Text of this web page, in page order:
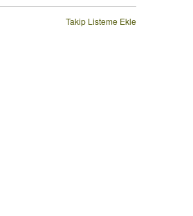
Takip Listeme Ekle